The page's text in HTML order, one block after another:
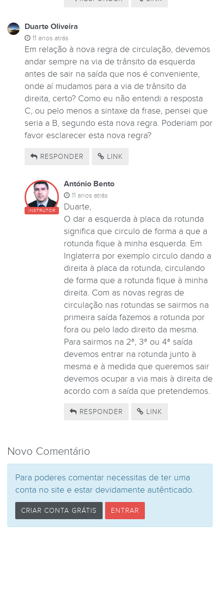
Duarte Oliveira
11 anos atrás
Em relação à nova regra de circulação, devemos
andar sempre na via de trânsito da esquerda
antes de sair na saída que nos é conveniente,
onde aí mudamos para a via de trânsito da
direita, certo? Como eu não entendi a resposta
C, ou pelo menos a sintaxe da frase, pensei que
seria a B, segundo esta nova regra. Poderiam por
favor esclarecer esta nova regra?
RESPONDER LINK
INSTRUTOR
António Bento
11 anos atrás
Duarte,
O dar a esquerda à placa da rotunda
significa que circulo de forma a que a
rotunda fique à minha esquerda. Em
Inglaterra por exemplo circulo dando a
direita à placa da rotunda, circulando
de forma que a rotunda fique à minha
direita. Com as novas regras de
circulação nas rotundas se sairmos na
primeira saída fazemos a rotunda por
fora ou pelo lado direito da mesma.
Para sairmos na 2ª, 3ª ou 4ª saída
devemos entrar na rotunda junto à
mesma e à medida que queremos sair
devemos ocupar a via mais à direita de
acordo com a saída que pretendemos.
RESPONDER LINK
Novo Comentário
Para poderes comentar necessitas de ter uma
conta no site e estar devidamente autênticado.
CRIAR CONTA GRÁTIS ENTRAR